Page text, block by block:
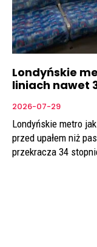
Londyńskie
liniach nawet
2026-07-29
Londyńskie metro
przed upałem niż
przekracza 34